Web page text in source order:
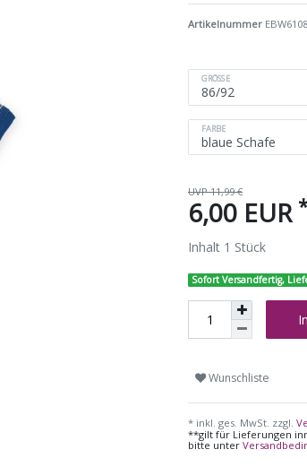
Artikelnummer
GRÖSSE
FARBE
UVP 11,99 €
6,00 EUR
Inhalt 1 Stück
Sofort Versandfertig,
Wunschliste
* inkl. ges. MwSt. zzgl.
**gilt für Lieferungen
bitte unter